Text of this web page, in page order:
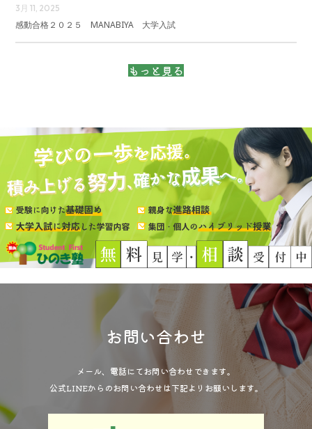
3月 11, 2025
感動合格２０２５ MANABIYA 大学入試
もっと見る
お問い合わせ
メール、電話にてお問い合わせできます。
公式LINEからのお問い合わせは下記よりお願いします。